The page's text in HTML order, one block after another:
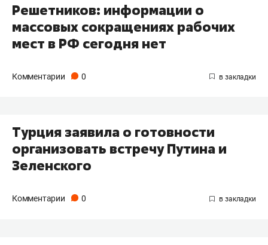
Решетников: информации о
массовых сокращениях рабочих
мест в РФ сегодня нет
Комментарии 0
Турция заявила о готовности
организовать встречу Путина и
Зеленского
Комментарии 0